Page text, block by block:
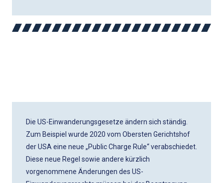
Die US-Einwanderungsgesetze ändern sich ständig.
Zum Beispiel wurde 2020 vom Obersten Gerichtshof
der USA eine neue „Public Charge Rule“ verabschiedet.
Diese neue Regel sowie andere kürzlich
vorgenommene Änderungen des US-